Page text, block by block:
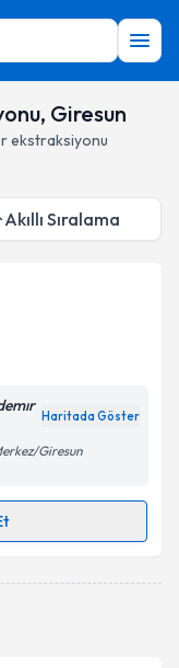
Giresun
ekstraksiyonu
Akıllı Sıralama
Haritada Göster
Giresun
almanız için bir